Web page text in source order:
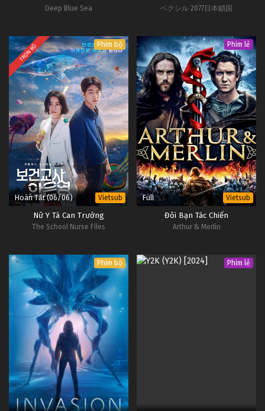
Deep Blue Sea ベクシル 2077日本鎖国
TRỌN BỘ Phim bộ
Hoàn Tất (06/06) Vietsub
Nữ Y Tá Can Trường
The School Nurse Files
Phim lẻ
Full Vietsub
Đôi Bạn Tác Chiến
Arthur & Merlin
Phim bộ Phim lẻ